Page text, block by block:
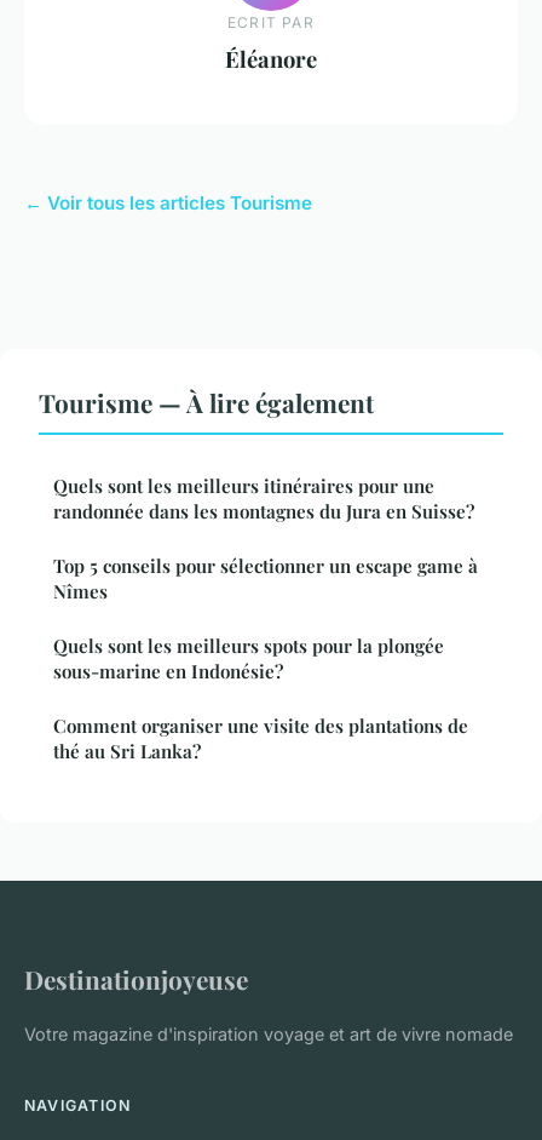
ECRIT PAR
Éléanore
← Voir tous les articles Tourisme
Tourisme — À lire également
Quels sont les meilleurs itinéraires pour une
randonnée dans les montagnes du Jura en Suisse?
Top 5 conseils pour sélectionner un escape game à
Nîmes
Quels sont les meilleurs spots pour la plongée
sous-marine en Indonésie?
Comment organiser une visite des plantations de
thé au Sri Lanka?
Destinationjoyeuse
Votre magazine d'inspiration voyage et art de vivre nomade
NAVIGATION